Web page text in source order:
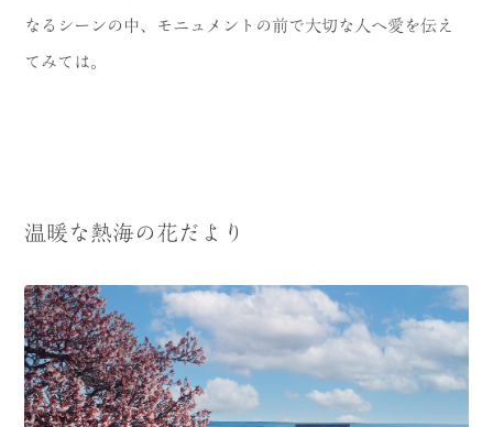
なるシーンの中、モニュメントの前で大切な人へ愛を伝え
てみては。
温暖な熱海の花だより